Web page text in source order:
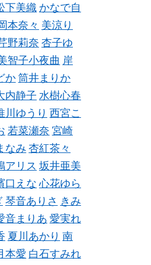
下美織 かなで自
本奈々 美涼り
野莉奈 杏子ゆ
智子小夜曲 岸
か 筒井まりか
内静子 水樹心春
川ゆうり 西宮こ
若菜瀬奈 宮崎
なみ 杏紅茶々
アリス 坂井亜美
口えな 心花ゆら
琴音ありさ きみ
音まりあ 愛実れ
夏川あかり 南
本愛 白石すみれ